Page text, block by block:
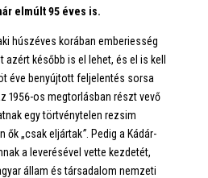
elmúlt 95 éves is.
húszéves korában emberiesség
később is el lehet, és el is kell
éve benyújtott feljelentés sorsa
1956-os megtorlásban részt vevő
egy törtvénytelen rezsim
ők „csak eljártak” . Pedig a Kádár-
a leverésével vette kezdetét,
állam és társadalom nemzeti